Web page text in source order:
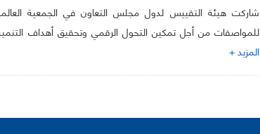
شاركت هيئة التقييس لدول مجلس التعاون في الجمعية
للمواصفات من أجل تمكين التحول الرقمي وتحقيق أهداف
المزيد +